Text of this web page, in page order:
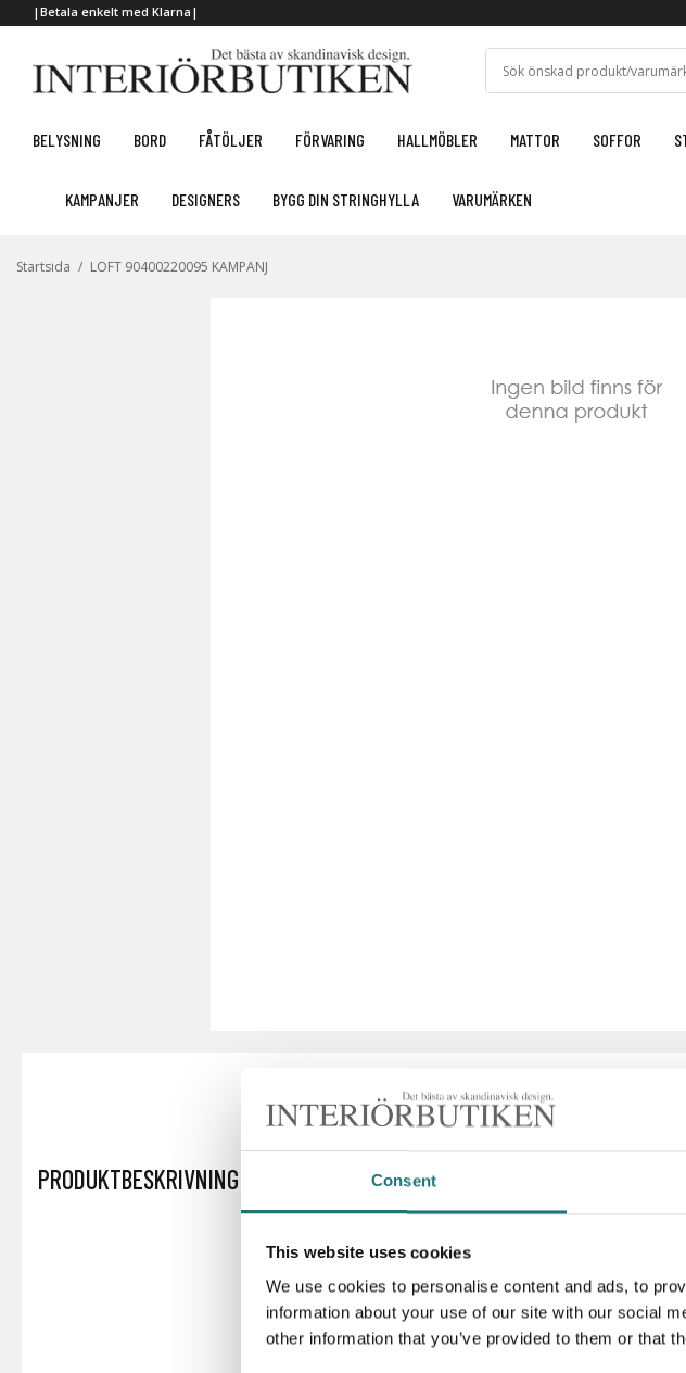
Consent
This website uses cookies
We use cookies to personalise content and ads, to
information about your use of our site with our social
other information that you’ve provided to them or that
|Betala enkelt med Klarna|
BELYSNING BORD FÅTÖLJER FÖRVARING HALLMÖBLER MATTOR SOFFOR
KAMPANJER DESIGNERS BYGG DIN STRINGHYLLA VARUMÄRKEN
Startsida / LOFT 90400220095 KAMPANJ
PRODUKTBESKRIVNING